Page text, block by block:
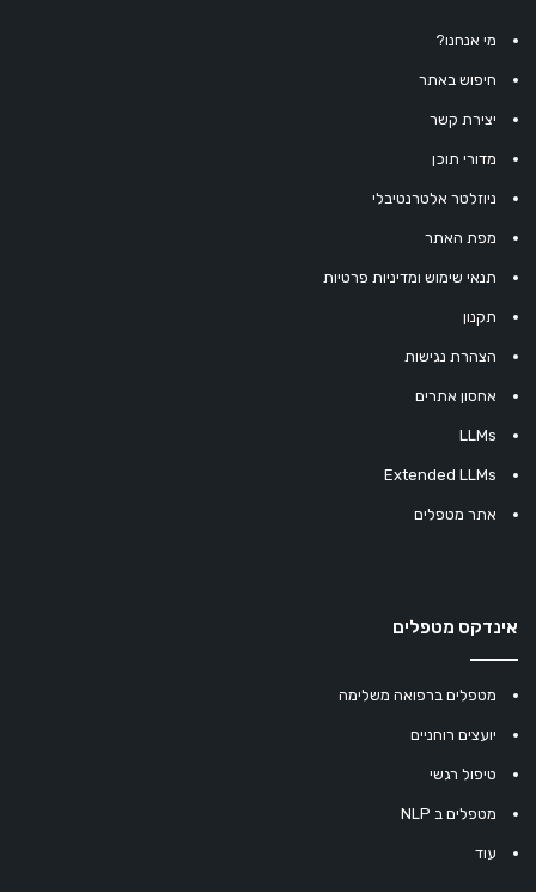
מי אנחנו?
חיפוש באתר
יצירת קשר
מדורי תוכן
ניוזלטר אלטרנטיבלי
מפת האתר
תנאי שימוש ומדיניות פרטיות
תקנון
הצהרת נגישות
אחסון אתרים
LLMs
Extended LLMs
אתר מטפלים
אינדקס מטפלים
מטפלים ברפואה משלימה
יועצים רוחניים
טיפול רגשי
מטפלים ב NLP
עוד